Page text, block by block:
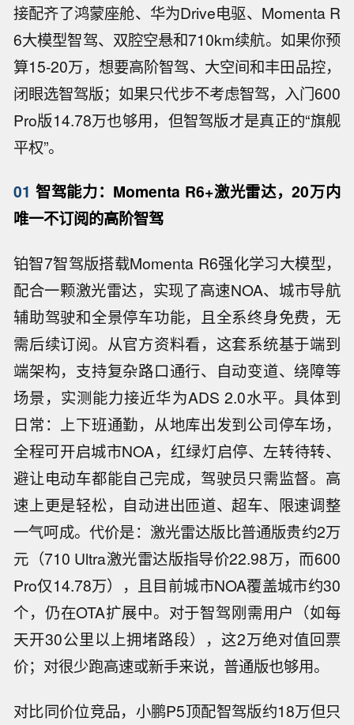
接配齐了鸿蒙座舱、华为Drive电驱、Momenta R
6大模型智驾、双腔空悬和710km续航。如果你预
算15-20万，想要高阶智驾、大空间和丰田品控，
闭眼选智驾版；如果只代步不考虑智驾，入门600
Pro版14.78万也够用，但智驾版才是真正的“旗舰
平权”。
01 智驾能力：Momenta R6+激光雷达，20万内
唯一不订阅的高阶智驾
铂智7智驾版搭载Momenta R6强化学习大模型，
配合一颗激光雷达，实现了高速NOA、城市导航
辅助驾驶和全景停车功能，且全系终身免费，无
需后续订阅。从官方资料看，这套系统基于端到
端架构，支持复杂路口通行、自动变道、绕障等
场景，实测能力接近华为ADS 2.0水平。具体到
日常：上下班通勤，从地库出发到公司停车场，
全程可开启城市NOA，红绿灯启停、左转待转、
避让电动车都能自己完成，驾驶员只需监督。高
速上更是轻松，自动进出匝道、超车、限速调整
一气呵成。代价是：激光雷达版比普通版贵约2万
元（710 Ultra激光雷达版指导价22.98万，而600
Pro仅14.78万），且目前城市NOA覆盖城市约30
个，仍在OTA扩展中。对于智驾刚需用户（如每
天开30公里以上拥堵路段），这2万绝对值回票
价；对很少跑高速或新手来说，普通版也够用。
对比同价位竞品，小鹏P5顶配智驾版约18万但只